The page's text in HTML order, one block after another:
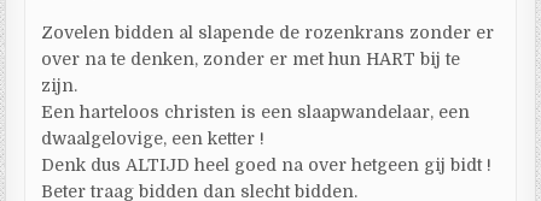
Zovelen bidden al slapende de rozenkrans zonder er
over na te denken, zonder er met hun HART bij te
zijn.
Een harteloos christen is een slaapwandelaar, een
dwaalgelovige, een ketter !
Denk dus ALTIJD heel goed na over hetgeen gij bidt !
Beter traag bidden dan slecht bidden.